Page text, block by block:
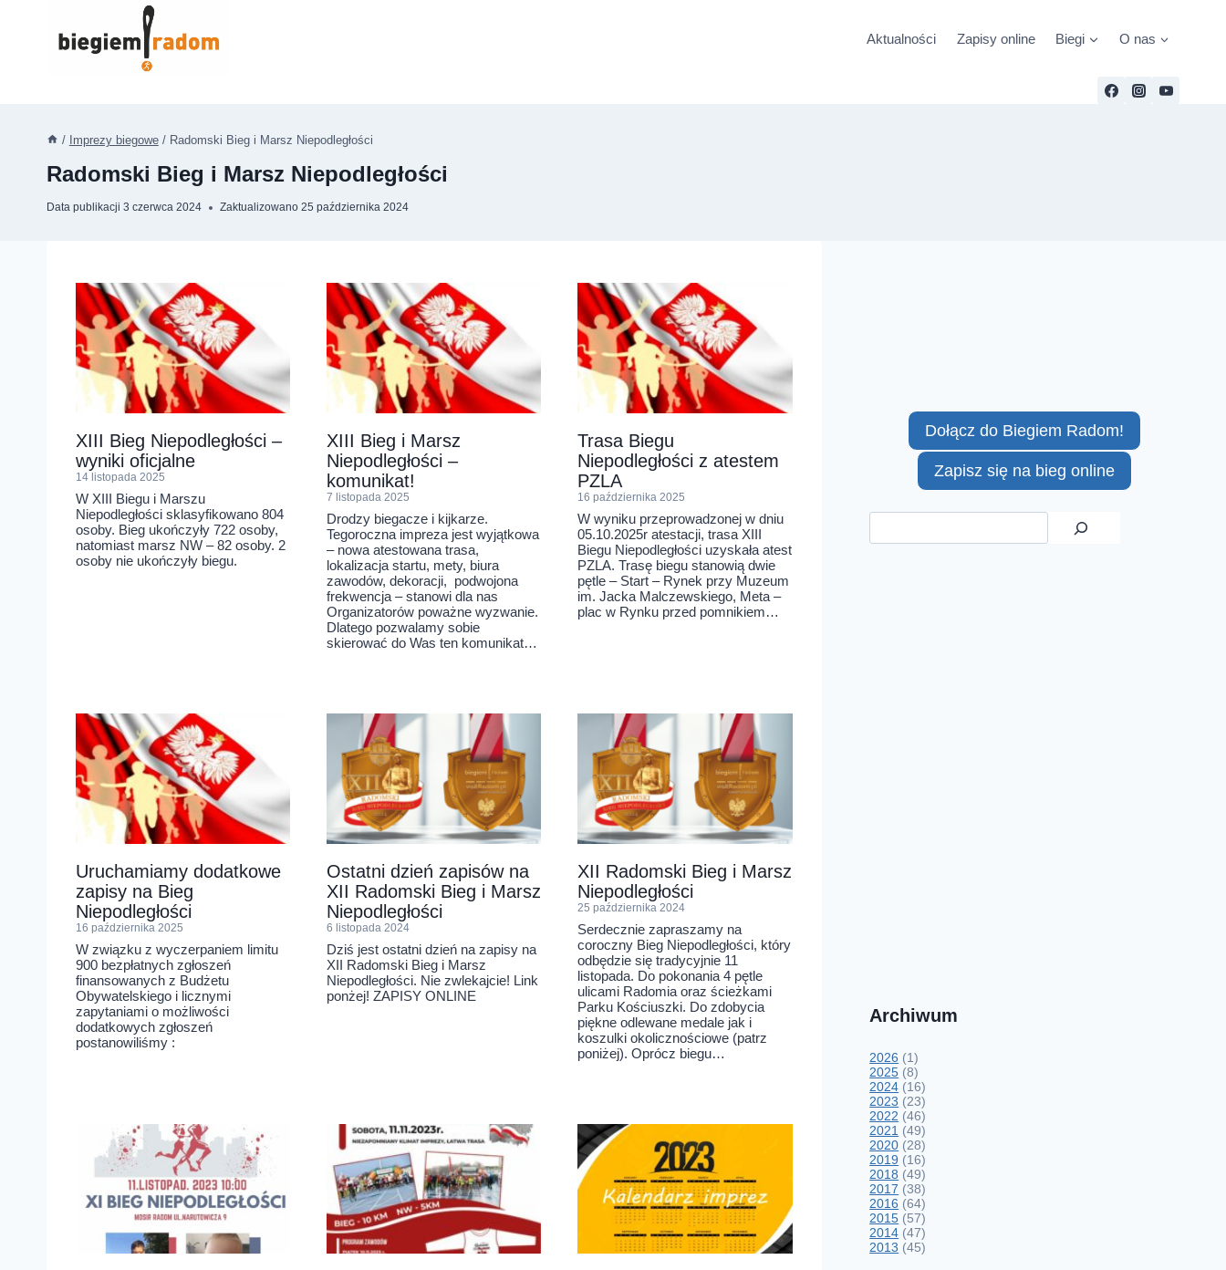
Aktualności Zapisy online Biegi O nas
/ Imprezy biegowe / Radomski Bieg i Marsz Niepodległości
Radomski Bieg i Marsz Niepodległości
Data publikacji 3 czerwca 2024 Zaktualizowano 25 października 2024
XIII Bieg Niepodległości –
wyniki oficjalne
14 listopada 2025
W XIII Biegu i Marszu
Niepodległości sklasyfikowano 804
osoby. Bieg ukończyły 722 osoby,
natomiast marsz NW – 82 osoby. 2
osoby nie ukończyły biegu.
XIII Bieg i Marsz
Niepodległości –
komunikat!
7 listopada 2025
Drodzy biegacze i kijkarze.
Tegoroczna impreza jest wyjątkowa
– nowa atestowana trasa,
lokalizacja startu, mety, biura
zawodów, dekoracji, podwojona
frekwencja – stanowi dla nas
Organizatorów poważne wyzwanie.
Dlatego pozwalamy sobie
skierować do Was ten komunikat…
Trasa Biegu
Niepodległości z atestem
PZLA
16 października 2025
W wyniku przeprowadzonej w dniu
05.10.2025r atestacji, trasa XIII
Biegu Niepodległości uzyskała atest
PZLA. Trasę biegu stanowią dwie
pętle – Start – Rynek przy Muzeum
im. Jacka Malczewskiego, Meta –
plac w Rynku przed pomnikiem…
Uruchamiamy dodatkowe
zapisy na Bieg
Niepodległości
16 października 2025
W związku z wyczerpaniem limitu
900 bezpłatnych zgłoszeń
finansowanych z Budżetu
Obywatelskiego i licznymi
zapytaniami o możliwości
dodatkowych zgłoszeń
postanowiliśmy :
Ostatni dzień zapisów na
XII Radomski Bieg i Marsz
Niepodległości
6 listopada 2024
Dziś jest ostatni dzień na zapisy na
XII Radomski Bieg i Marsz
Niepodległości. Nie zwlekajcie! Link
ponżej! ZAPISY ONLINE
XII Radomski Bieg i Marsz
Niepodległości
25 października 2024
Serdecznie zapraszamy na
coroczny Bieg Niepodległości, który
odbędzie się tradycyjnie 11
listopada. Do pokonania 4 pętle
ulicami Radomia oraz ścieżkami
Parku Kościuszki. Do zdobycia
piękne odlewane medale jak i
koszulki okolicznościowe (patrz
poniżej). Oprócz biegu…
Dołącz do Biegiem Radom!
Zapisz się na bieg online
Szukaj
Archiwum
2026 (1)
2025 (8)
2024 (16)
2023 (23)
2022 (46)
2021 (49)
2020 (28)
2019 (16)
2018 (49)
2017 (38)
2016 (64)
2015 (57)
2014 (47)
2013 (45)